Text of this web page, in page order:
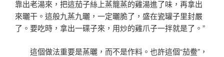
靠出老湯來，把這茄子絲上蒸籠蒸的雞湯進了味，再拿出
來曬干。這般九蒸九曬，一定曬脆了，盛在瓷罐子里封嚴
了。要吃時，拿出一碟子來，用炒的雞爪子一拌就是了。”
這個做法重要是蒸曬，而不是作料。也許這個“茄鲞”，